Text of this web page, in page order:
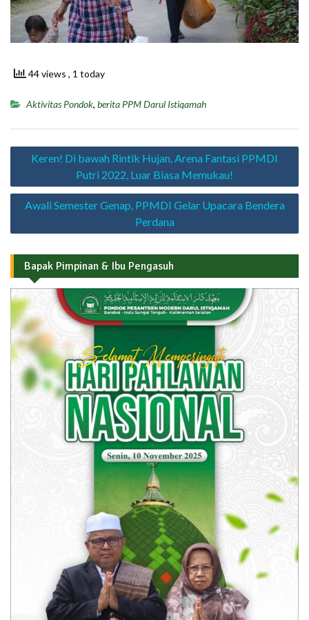
44 views , 1 today
Aktivitas Pondok, berita PPM Darul Istiqamah
Navigasi
Keren! Di bawah Rintik Hujan, Arena Fantasi PPMDI
Putri 2022, Luar Biasa Memukau!
Awali Semester Genap, PPMDI Gelar Upacara Bendera
Perdana
Bapak Pimpinan & Ibu Pengasuh